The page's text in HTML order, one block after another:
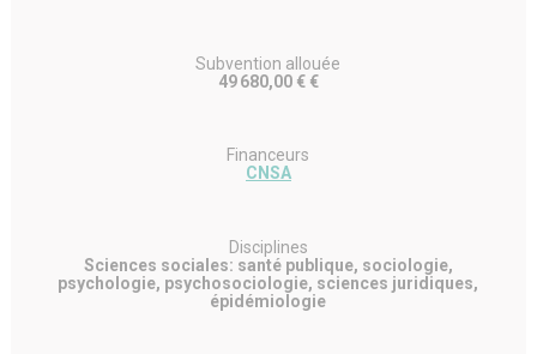
Subvention allouée
49 680,00 € €
Financeurs
CNSA
Disciplines
Sciences sociales: santé publique, sociologie,
psychologie, psychosociologie, sciences juridiques,
épidémiologie